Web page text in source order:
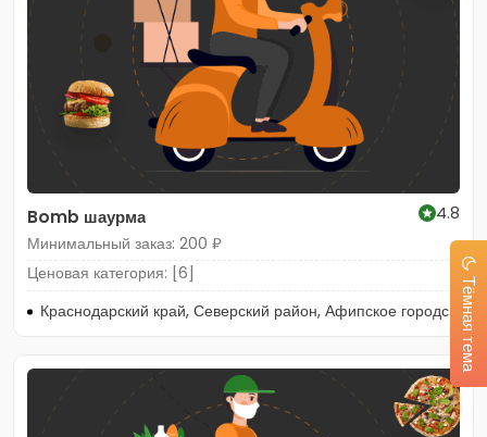
Bomb шаурма
4.8
Минимальный заказ: 200 ₽
Ценовая категория: [6]
Краснодарский край, Северский район, Афипское городское поселение, посёлок городского типа Афипский, улица 50 лет Октября, 34А Тёмная тема